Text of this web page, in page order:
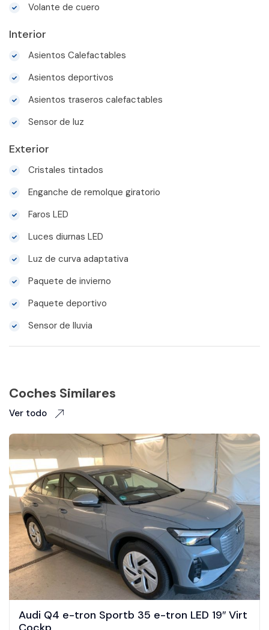
Volante de cuero
Interior
Asientos Calefactables
Asientos deportivos
Asientos traseros calefactables
Sensor de luz
Exterior
Cristales tintados
Enganche de remolque giratorio
Faros LED
Luces diurnas LED
Luz de curva adaptativa
Paquete de invierno
Paquete deportivo
Sensor de lluvia
Coches Similares
Ver todo
Audi Q4 e-tron Sportb 35 e-tron LED 19″ Virt